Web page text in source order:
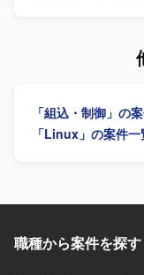
の開発経験を活か
み開発環境を想定
アジャイル開発プ
像】 報告・連絡・
ァームウェアアッ
る開発に携わることができます。
「組込・制御」の
「Linux」の案件一
職種から案件を探す